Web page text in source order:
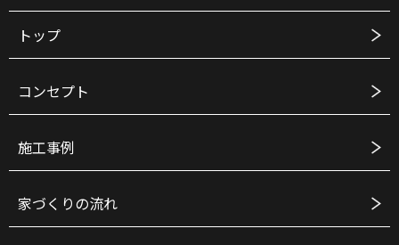
トップ
コンセプト
施工事例
家づくりの流れ